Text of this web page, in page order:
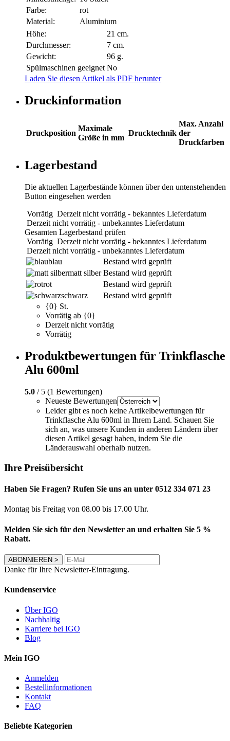
Farbe:
rot
Material:
Aluminium
Höhe:
21 cm.
Durchmesser:
7 cm.
Gewicht:
96 g.
Spülmaschinen geeignet No
Laden Sie diesen Artikel als PDF herunter
Druckinformation
Druckposition
Maximale
Größe in mm
Drucktechnik
Max. Anzahl
der
Druckfarben
Lagerbestand
Die aktuellen Lagerbestände können über den untenstehenden
Button eingesehen werden
Vorrätig Derzeit nicht vorrätig - bekanntes Lieferdatum
Derzeit nicht vorrätig - unbekanntes Lieferdatum
Gesamten Lagerbestand prüfen
Vorrätig Derzeit nicht vorrätig - bekanntes Lieferdatum
Derzeit nicht vorrätig - unbekanntes Lieferdatum
blau
Bestand wird geprüft
matt silber Bestand wird geprüft
rot
Bestand wird geprüft
schwarz
Bestand wird geprüft
{0} St.
Vorrätig ab {0}
Derzeit nicht vorrätig
Vorrätig
Produktbewertungen für Trinkflasche
Alu 600ml
5.0 / 5 (1 Bewertungen)
Neueste Bewertungen
Leider gibt es noch keine Artikelbewertungen für
Trinkflasche Alu 600ml in Ihrem Land. Schauen Sie
sich an, was unsere Kunden in anderen Ländern über
diesen Artikel gesagt haben, indem Sie die
Länderauswahl oberhalb nutzen.
Ihre Preisübersicht
Haben Sie Fragen? Rufen Sie uns an unter 0512 334 071 23
Montag bis Freitag von 08.00 bis 17.00 Uhr.
Melden Sie sich für den Newsletter an und erhalten Sie 5 %
Rabatt.
ABONNIEREN >
Danke für Ihre Newsletter-Eintragung.
Kundenservice
Über IGO
Nachhaltig
Karriere bei IGO
Blog
Mein IGO
Anmelden
Bestellinformationen
Kontakt
FAQ
Beliebte Kategorien